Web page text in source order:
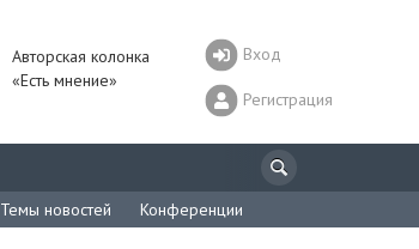
Авторская колонка
«Есть мнение»
Вход
Регистрация
Темы новостей Конференции